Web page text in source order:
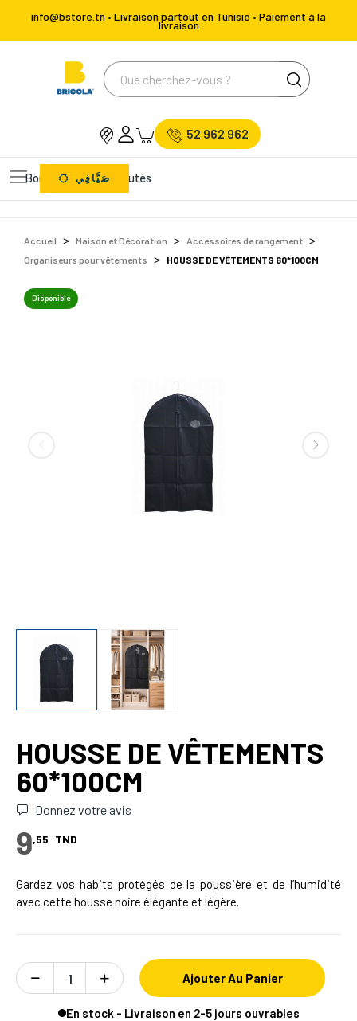
info@bstore.tn • Livraison partout en Tunisie • Paiement à la
livraison
52 962 962
Bons Plans Nouveautés
صَيَّافِي
Accueil Maison et Décoration
Accessoires de rangement
Organiseurs pour vêtements
HOUSSE DE VÊTEMENTS 60*100CM
Disponible
HOUSSE DE VÊTEMENTS
60*100CM
Donnez votre avis
9,55 TND
Gardez vos habits protégés de la poussière et de l’humidité
avec cette housse noire élégante et légère.
Ajouter Au Panier
En stock - Livraison en 2-5 jours ouvrables